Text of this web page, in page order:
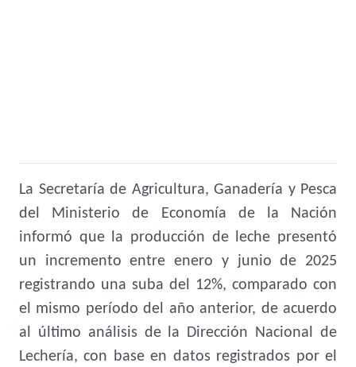
La Secretaría de Agricultura, Ganadería y Pesca
del Ministerio de Economía de la Nación
informó que la producción de leche presentó
un incremento entre enero y junio de 2025
registrando una suba del 12%, comparado con
el mismo período del año anterior, de acuerdo
al último análisis de la Dirección Nacional de
Lechería, con base en datos registrados por el